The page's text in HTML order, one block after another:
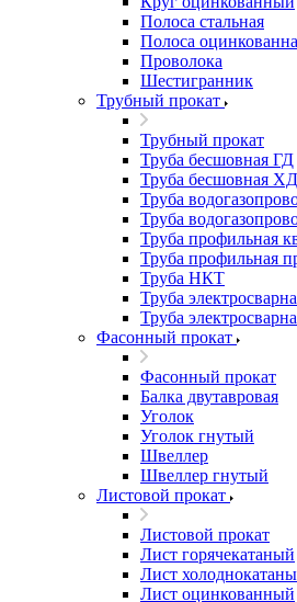
Полоса стальная
Полоса
Проволока
Шестигранник
Трубный прокат
Трубный прокат
Труба бесшовная ГД
Труба бесшовная ХД
Труба
Труба
Труба профильная
Труба профильная
Труба НКТ
Труба
Труба
Фасонный прокат
Фасонный прокат
Балка двутавровая
Уголок
Уголок гнутый
Швеллер
Швеллер гнутый
Листовой прокат
Листовой прокат
Лист горячекатаный
Лист
Лист оцинкованный